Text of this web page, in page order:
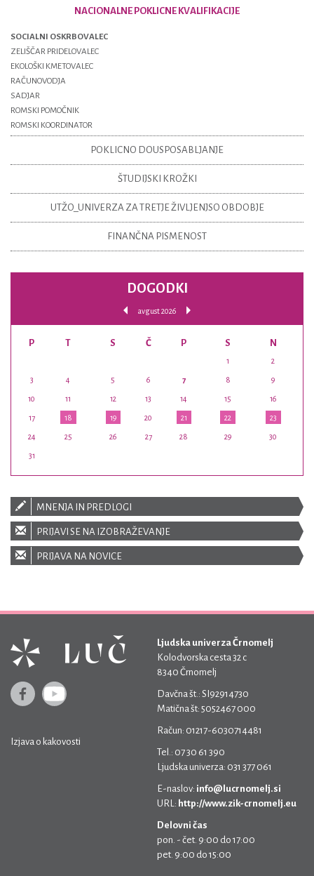
NACIONALNE POKLICNE KVALIFIKACIJE
SOCIALNI OSKRBOVALEC
ZELIŠČAR PRIDELOVALEC
EKOLOŠKI KMETOVALEC
RAČUNOVODJA
SADJAR
ROMSKI POMOČNIK
ROMSKI KOORDINATOR
POKLICNO DOUSPOSABLJANJE
ŠTUDIJSKI KROŽKI
UTŽO_UNIVERZA ZA TRETJE ŽIVLJENJSO OBDOBJE
FINANČNA PISMENOST
DOGODKI
avgust 2026
P T S Č P S N
1 2
3 4 5 6 7 8 9
10 11 12 13 14 15 16
17 18 19 20 21 22 23
24 25 26 27 28 29 30
31
MNENJA IN PREDLOGI
PRIJAVI SE NA IZOBRAŽEVANJE
PRIJAVA NA NOVICE
Izjava o kakovosti
Ljudska univerza Črnomelj
Kolodvorska cesta 32 c
8340 Črnomelj
Davčna št.: SI92914730
Matična št: 5052467 000
Račun: 01217-6030714481
Tel.: 07 30 61 390
Ljudska univerza: 031 377 061
E-naslov: info@lucrnomelj.si
URL: http://www.zik-crnomelj.eu
Delovni čas
pon. - čet. 9:00 do 17:00
pet. 9:00 do 15:00